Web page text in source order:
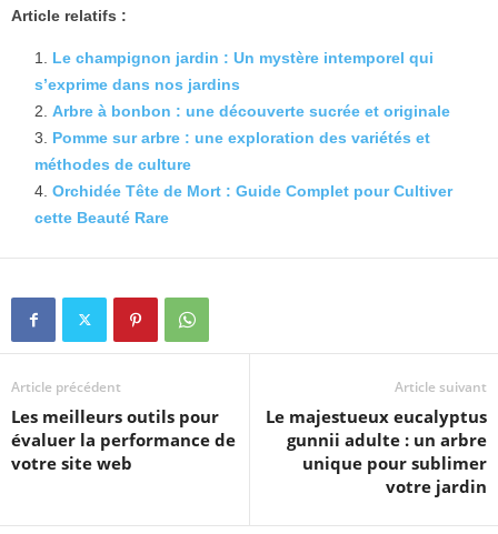
Article relatifs :
Le champignon jardin : Un mystère intemporel qui
s’exprime dans nos jardins
Arbre à bonbon : une découverte sucrée et originale
Pomme sur arbre : une exploration des variétés et
méthodes de culture
Orchidée Tête de Mort : Guide Complet pour Cultiver
cette Beauté Rare
Article précédent
Les meilleurs outils pour
évaluer la performance de
votre site web
Article suivant
Le majestueux eucalyptus
gunnii adulte : un arbre
unique pour sublimer
votre jardin